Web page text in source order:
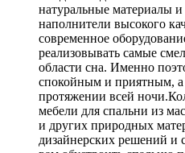
натуральные материалы
наполнители высокого
современное
реализовывать самые
области сна. Именно
спокойным и приятным,
протяжении всей
мебели для спальни из
и других природных
дизайнерских решений и